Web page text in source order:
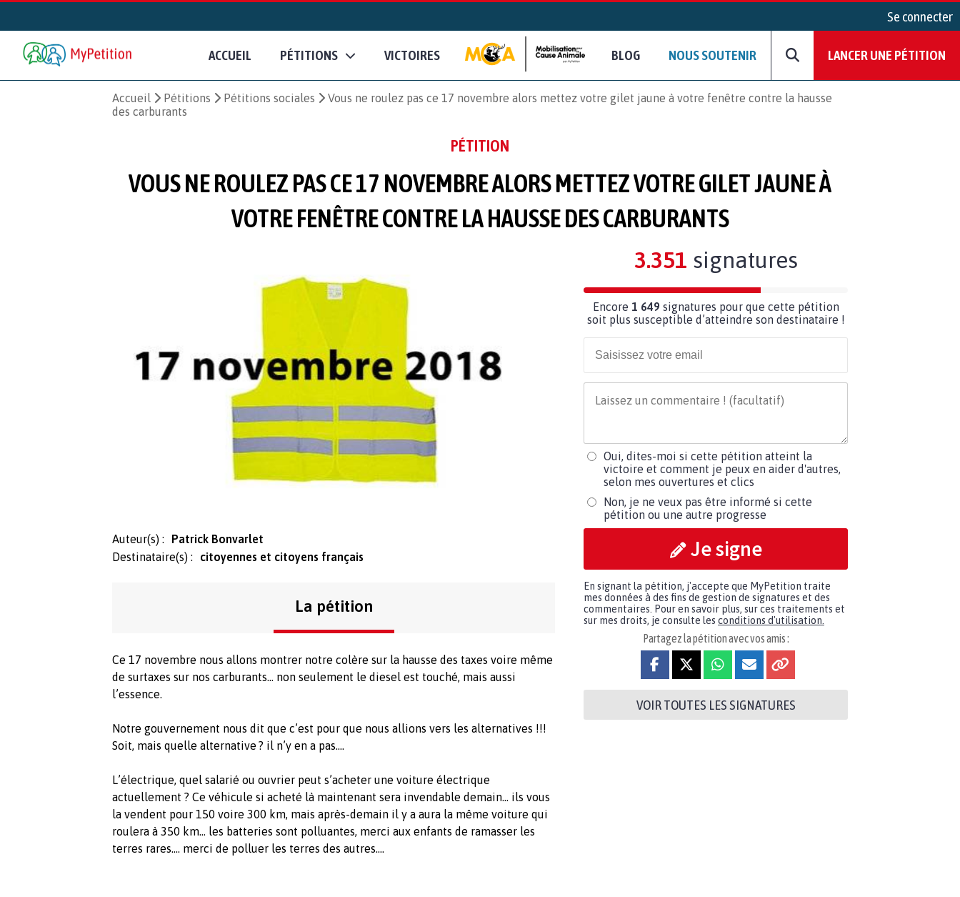
Se connecter
ACCUEIL PÉTITIONS VICTOIRES BLOG NOUS SOUTENIR LANCER UNE PÉTITION
Accueil Pétitions Pétitions sociales
Vous ne roulez pas ce 17 novembre alors mettez votre gilet jaune à votre fenêtre contre la hausse
des carburants
PÉTITION
VOUS NE ROULEZ PAS CE 17 NOVEMBRE ALORS METTEZ VOTRE GILET JAUNE À
VOTRE FENÊTRE CONTRE LA HAUSSE DES CARBURANTS
Auteur(s) :
Patrick Bonvarlet
Destinataire(s) :
citoyennes et citoyens français
La pétition
Ce 17 novembre nous allons montrer notre colère sur la hausse des taxes voire même
de surtaxes sur nos carburants... non seulement le diesel est touché, mais aussi
l’essence.
Notre gouvernement nous dit que c’est pour que nous allions vers les alternatives !!!
Soit, mais quelle alternative ? il n’y en a pas....
L’électrique, quel salarié ou ouvrier peut s’acheter une voiture électrique
actuellement ? Ce véhicule si acheté là maintenant sera invendable demain... ils vous
la vendent pour 150 voire 300 km, mais après-demain il y a aura la même voiture qui
roulera à 350 km... les batteries sont polluantes, merci aux enfants de ramasser les
terres rares.... merci de polluer les terres des autres....
3.351 signatures
Encore 1 649 signatures pour que cette pétition
soit plus susceptible d’atteindre son destinataire !
Oui, dites-moi si cette pétition atteint la
victoire et comment je peux en aider d'autres,
selon mes ouvertures et clics
Non, je ne veux pas être informé si cette
pétition ou une autre progresse
Je signe
En signant la pétition, j'accepte que MyPetition traite
mes données à des fins de gestion de signatures et des
commentaires. Pour en savoir plus, sur ces traitements et
sur mes droits, je consulte les conditions d'utilisation.
Partagez la pétition avec vos amis :
VOIR TOUTES LES SIGNATURES